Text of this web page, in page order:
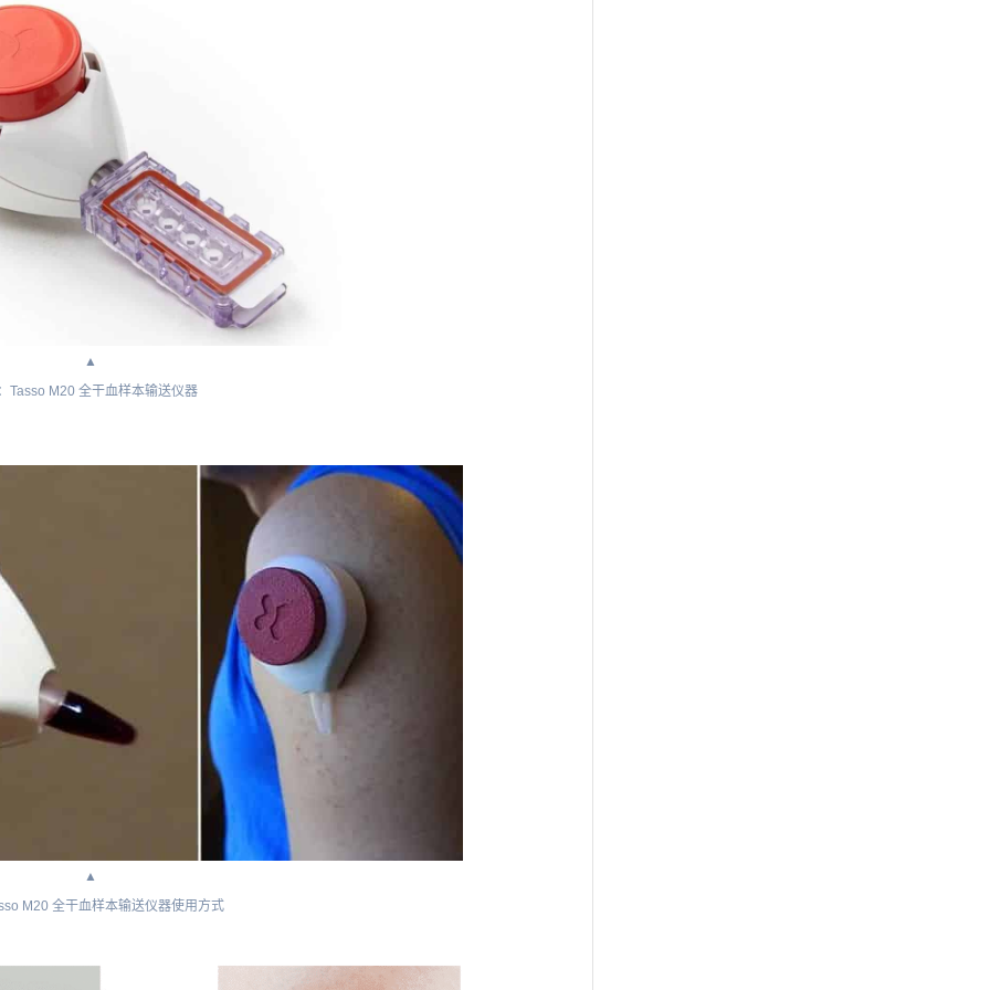
▲
Tasso M20 全干血样本输送仪器
▲
M20 全干血样本输送仪器使用方式